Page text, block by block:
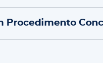
Procedimento